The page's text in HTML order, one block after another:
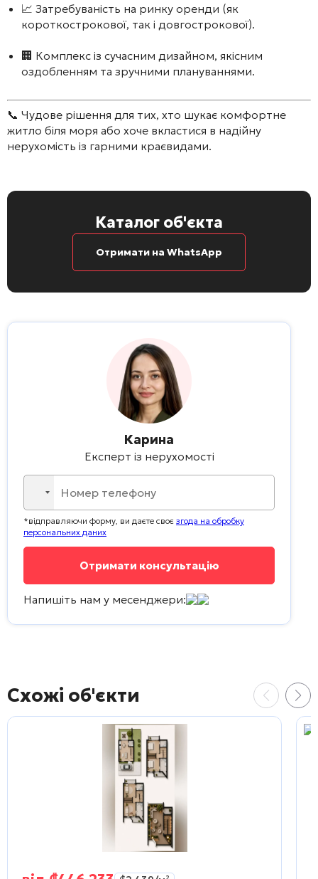
📈 Затребуваність на ринку оренди (як
короткострокової, так і довгострокової).
🏢 Комплекс із сучасним дизайном, якісним
оздобленням та зручними плануваннями.
📞 Чудове рішення для тих, хто шукає комфортне
житло біля моря або хоче вкластися в надійну
нерухомість із гарними краєвидами.
Каталог об'єкта
Отримати на WhatsApp
Карина
Експерт із нерухомості
No
country
selected
*відправляючи форму, ви даєте своє згода на обробку
персональних даних
Напишіть нам у месенджери:
Схожі об'єкти